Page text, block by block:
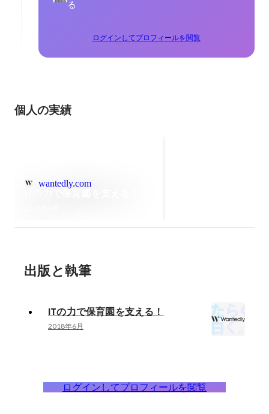
る
ログインしてプロフィールを閲覧
個人の実績
wantedly.com
出版と執筆
ITの力で保育園を支える！
2018年6月
ログインしてプロフィールを閲覧